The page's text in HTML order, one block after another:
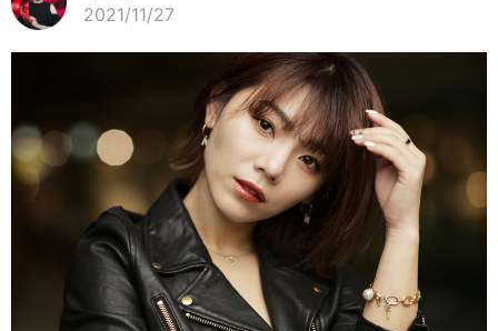
2021/11/27